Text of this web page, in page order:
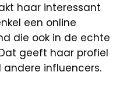
haar interessant
een online
die ook in de echte
geeft haar profiel
influencers.